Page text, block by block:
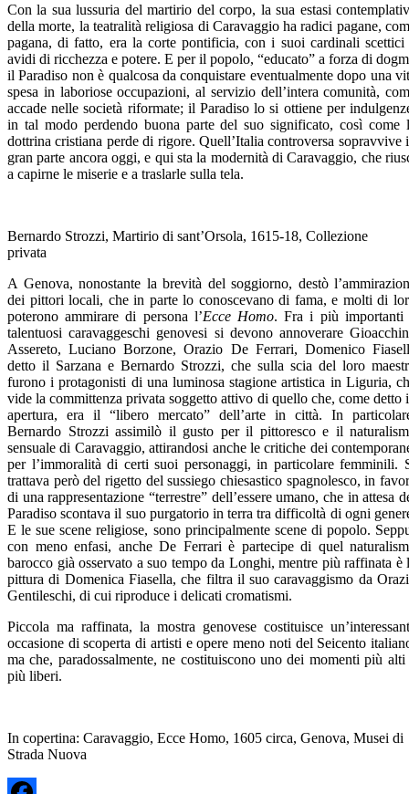
Con la sua lussuria del martirio del corpo, la sua estasi
della morte, la teatralità religiosa di Caravaggio ha radici pagane,
pagana, di fatto, era la corte pontificia, con i suoi cardinali scettici
avidi di ricchezza e potere. E per il popolo, “educato” a forza di
il Paradiso non è qualcosa da conquistare eventualmente dopo una
spesa in laboriose occupazioni, al servizio dell’intera comunità,
accade nelle società riformate; il Paradiso lo si ottiene per
in tal modo perdendo buona parte del suo significato, così come
dottrina cristiana perde di rigore. Quell’Italia controversa sopravvive
gran parte ancora oggi, e qui sta la modernità di Caravaggio, che
a capirne le miserie e a traslarle sulla tela.
Bernardo Strozzi, Martirio di sant’Orsola, 1615-18, Collezione
privata
A Genova, nonostante la brevità del soggiorno, destò
dei pittori locali, che in parte lo conoscevano di fama, e molti di
poterono ammirare di persona l’Ecce Homo. Fra i più importanti
talentuosi caravaggeschi genovesi si devono annoverare
Assereto, Luciano Borzone, Orazio De Ferrari, Domenico
detto il Sarzana e Bernardo Strozzi, che sulla scia del loro
furono i protagonisti di una luminosa stagione artistica in Liguria,
vide la committenza privata soggetto attivo di quello che, come detto
apertura, era il “libero mercato” dell’arte in città. In
Bernardo Strozzi assimilò il gusto per il pittoresco e il
sensuale di Caravaggio, attirandosi anche le critiche dei
per l’immoralità di certi suoi personaggi, in particolare femminili.
trattava però del rigetto del sussiego chiesastico spagnolesco, in
di una rappresentazione “terrestre” dell’essere umano, che in attesa
Paradiso scontava il suo purgatorio in terra tra difficoltà di ogni
E le sue scene religiose, sono principalmente scene di popolo.
con meno enfasi, anche De Ferrari è partecipe di quel
barocco già osservato a suo tempo da Longhi, mentre più raffinata è
pittura di Domenica Fiasella, che filtra il suo caravaggismo da
Gentileschi, di cui riproduce i delicati cromatismi.
Piccola ma raffinata, la mostra genovese costituisce
occasione di scoperta di artisti e opere meno noti del Seicento
ma che, paradossalmente, ne costituiscono uno dei momenti più alti
più liberi.
In copertina: Caravaggio, Ecce Homo, 1605 circa, Genova, Musei di
Strada Nuova